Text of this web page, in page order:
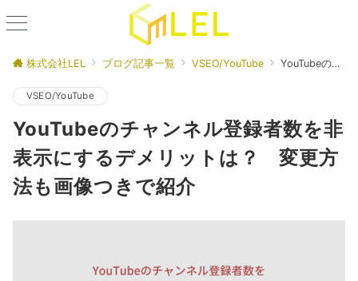
株式会社LEL ブログ記事一覧 VSEO/YouTube YouTubeのチャンネル登録者数を非表示にするデメリットは？ 変更方法も画像つきで紹介
VSEO/YouTube
YouTubeのチャンネル登録者数を非
表示にするデメリットは？ 変更方
法も画像つきで紹介